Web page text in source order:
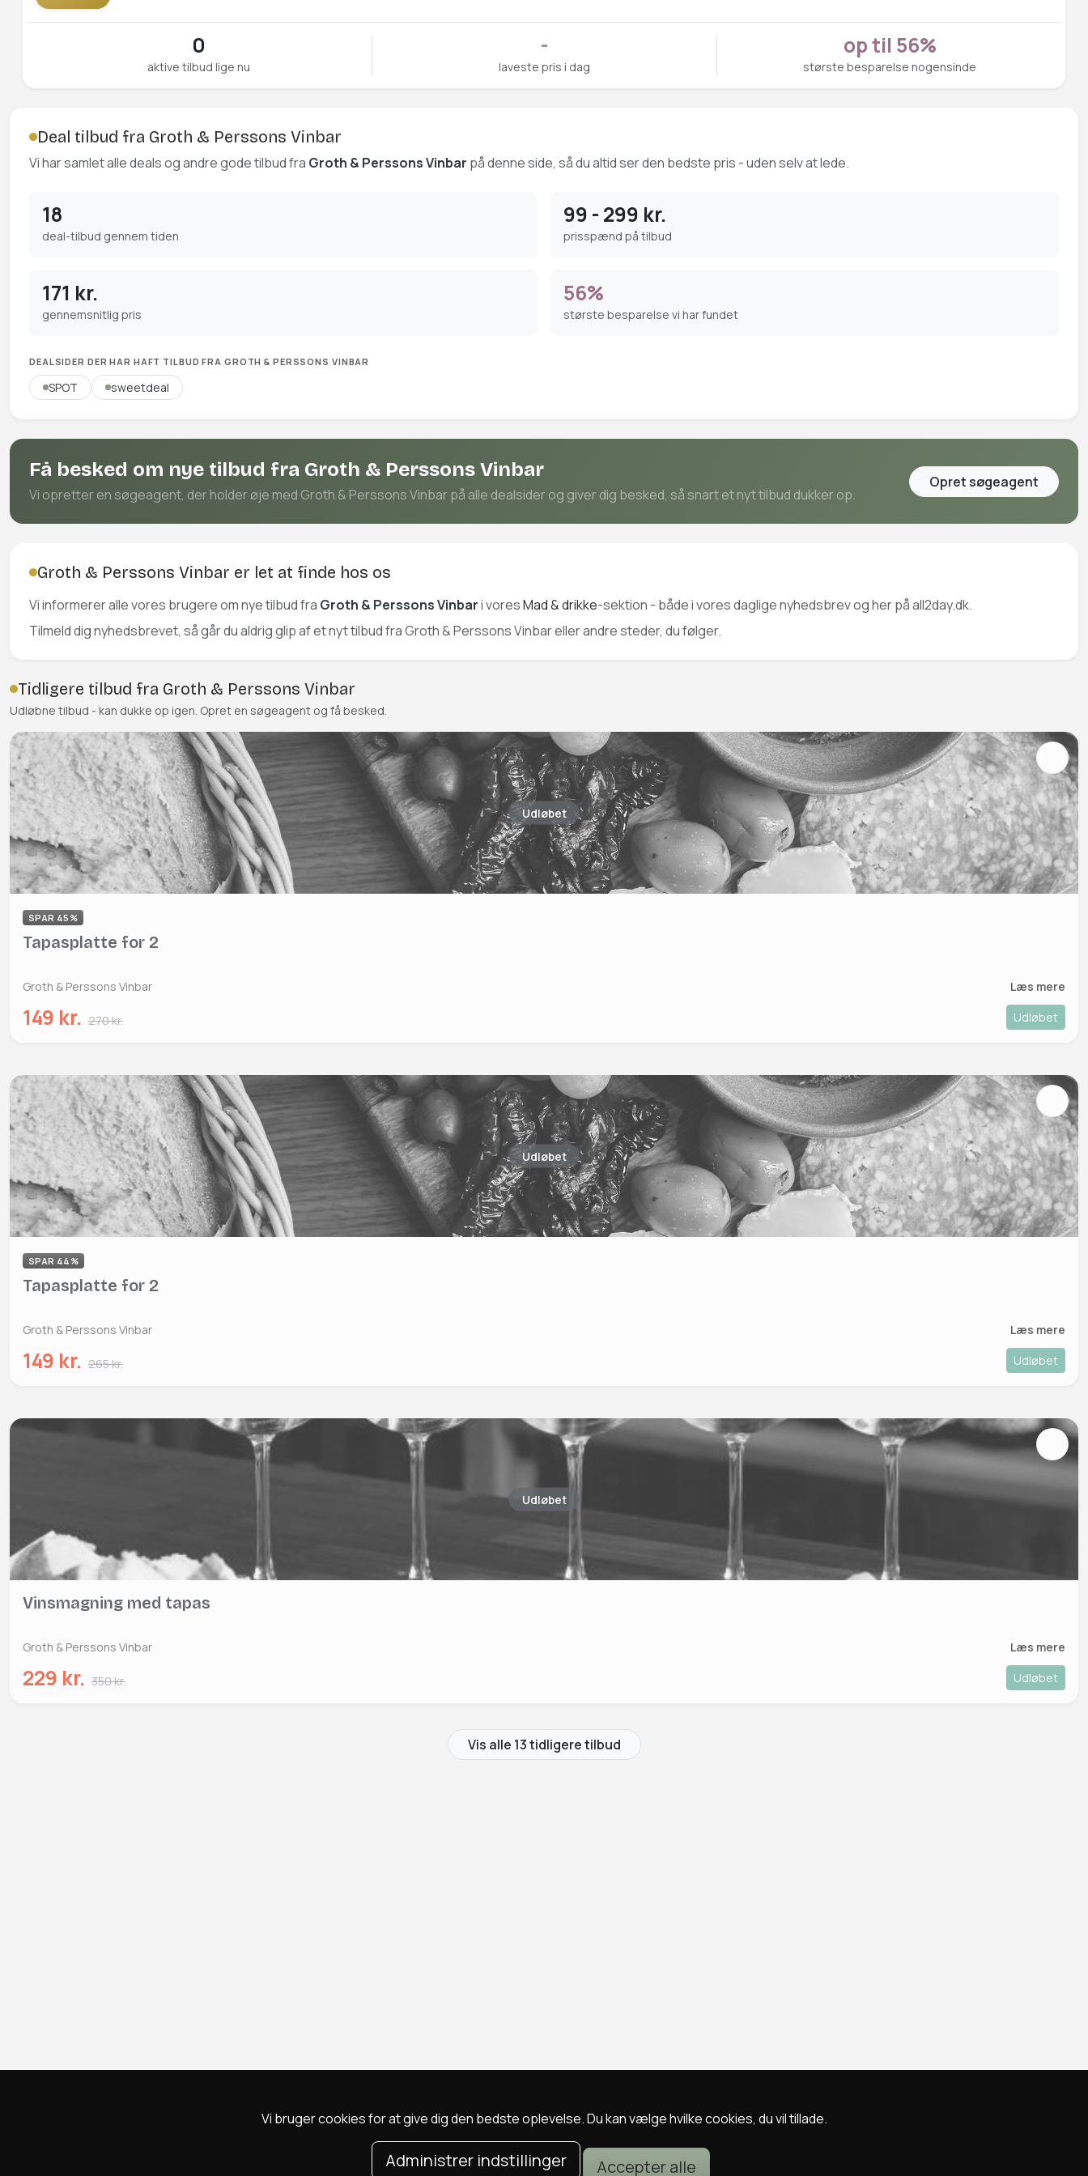
Vi bruger cookies for at give dig den bedste oplevelse. Du kan vælge hvilke cookies, du vil tillade.
Administrer indstillinger Accepter alle
0
aktive tilbud lige nu
-
laveste pris i dag
op til 56%
største besparelse nogensinde
Deal tilbud fra Groth & Perssons Vinbar
Vi har samlet alle deals og andre gode tilbud fra Groth & Perssons Vinbar på denne side, så du altid ser den bedste pris - uden selv at lede.
18
deal-tilbud gennem tiden
99 - 299 kr.
prisspænd på tilbud
171 kr.
gennemsnitlig pris
56%
største besparelse vi har fundet
DEALSIDER DER HAR HAFT TILBUD FRA GROTH & PERSSONS VINBAR
SPOT sweetdeal
Få besked om nye tilbud fra Groth & Perssons Vinbar
Vi opretter en søgeagent, der holder øje med Groth & Perssons Vinbar på alle dealsider og giver dig besked, så snart et nyt tilbud dukker op.
Opret søgeagent
Groth & Perssons Vinbar er let at finde hos os
Vi informerer alle vores brugere om nye tilbud fra Groth & Perssons Vinbari voresMad & drikke-sektion - både i vores daglige nyhedsbrev og her på all2day.dk.
Tilmeld dig nyhedsbrevet, så går du aldrig glip af et nyt tilbud fra Groth & Perssons Vinbar eller andre steder, du følger.
Tidligere tilbud fra Groth & Perssons Vinbar
Udløbne tilbud - kan dukke op igen. Opret en søgeagent og få besked.
Udløbet
SPAR 45%
Tapasplatte for 2
Groth & Perssons Vinbar Læs mere
149 kr. 270 kr. Udløbet
Udløbet
SPAR 44%
Tapasplatte for 2
Groth & Perssons Vinbar Læs mere
149 kr. 265 kr. Udløbet
Udløbet
Vinsmagning med tapas
Groth & Perssons Vinbar Læs mere
229 kr. 350 kr. Udløbet
Vis alle 13 tidligere tilbud